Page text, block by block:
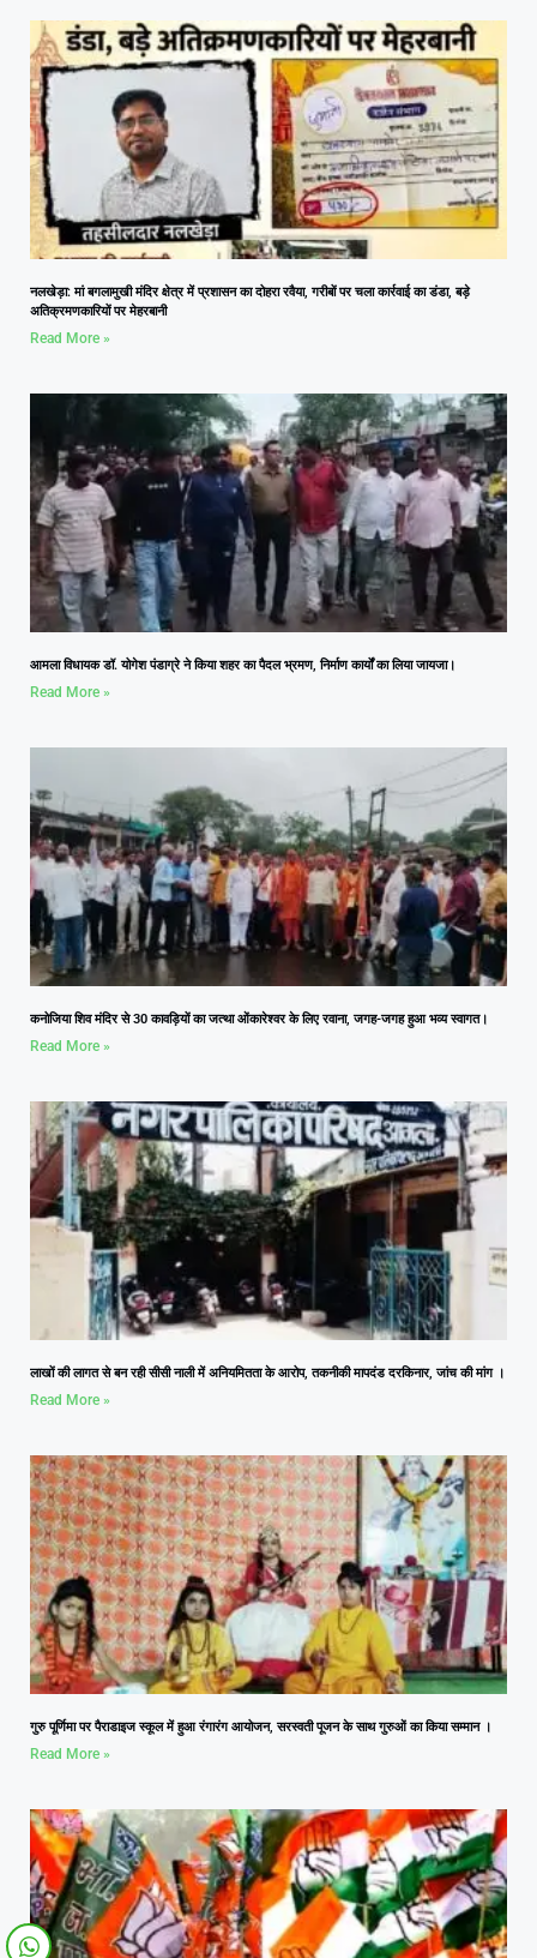
नलखेड़ा: मां बगलामुखी मंदिर क्षेत्र में प्रशासन का दोहरा रवैया, गरीबों पर चला कार्रवाई का डंडा, बड़े
अतिक्रमणकारियों पर मेहरबानी
Read More »
आमला विधायक डॉ. योगेश पंडाग्रे ने किया शहर का पैदल भ्रमण, निर्माण कार्यों का लिया जायजा।
Read More »
कनोजिया शिव मंदिर से 30 कावड़ियों का जत्था ओंकारेश्वर के लिए रवाना, जगह-जगह हुआ भव्य स्वागत।
Read More »
लाखों की लागत से बन रही सीसी नाली में अनियमितता के आरोप, तकनीकी मापदंड दरकिनार, जांच की मांग ।
Read More »
गुरु पूर्णिमा पर पैराडाइज स्कूल में हुआ रंगारंग आयोजन, सरस्वती पूजन के साथ गुरुओं का किया सम्मान ।
Read More »